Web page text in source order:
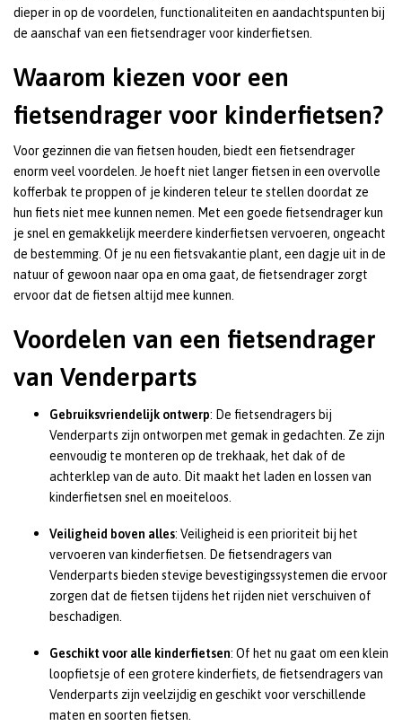
dieper in op de voordelen, functionaliteiten en aandachtspunten bij
de aanschaf van een fietsendrager voor kinderfietsen.
Waarom kiezen voor een
fietsendrager voor kinderfietsen?
Voor gezinnen die van fietsen houden, biedt een fietsendrager
enorm veel voordelen. Je hoeft niet langer fietsen in een overvolle
kofferbak te proppen of je kinderen teleur te stellen doordat ze
hun fiets niet mee kunnen nemen. Met een goede fietsendrager kun
je snel en gemakkelijk meerdere kinderfietsen vervoeren, ongeacht
de bestemming. Of je nu een fietsvakantie plant, een dagje uit in de
natuur of gewoon naar opa en oma gaat, de fietsendrager zorgt
ervoor dat de fietsen altijd mee kunnen.
Voordelen van een fietsendrager
van Venderparts
Gebruiksvriendelijk ontwerp: De fietsendragers bij
Venderparts zijn ontworpen met gemak in gedachten. Ze zijn
eenvoudig te monteren op de trekhaak, het dak of de
achterklep van de auto. Dit maakt het laden en lossen van
kinderfietsen snel en moeiteloos.
Veiligheid boven alles: Veiligheid is een prioriteit bij het
vervoeren van kinderfietsen. De fietsendragers van
Venderparts bieden stevige bevestigingssystemen die ervoor
zorgen dat de fietsen tijdens het rijden niet verschuiven of
beschadigen.
Geschikt voor alle kinderfietsen: Of het nu gaat om een klein
loopfietsje of een grotere kinderfiets, de fietsendragers van
Venderparts zijn veelzijdig en geschikt voor verschillende
maten en soorten fietsen.